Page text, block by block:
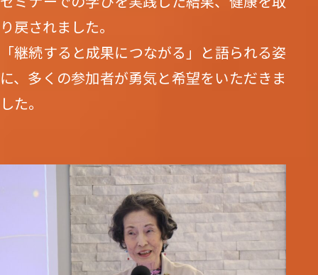
り戻されました。
「継続すると成果につながる」と語られる姿
に、多くの参加者が勇気と希望をいただきま
した。